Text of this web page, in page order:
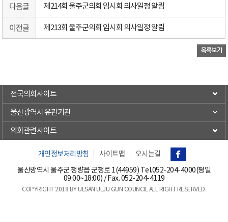
다음글 제214회 울주군의회 임시회 의사일정 알림
이전글 제213회 울주군의회 임시회 의사일정 알림
전국의회사이트
울산광역시 유관기관
의회관련사이트
개인정보처리방침 사이트맵 오시는길
울산광역시 울주군 청량읍 군청로 1(44959) Tel.052-204-4000(평일
09:00~18:00) / Fax. 052-204-4119
COPYRIGHT 2018 BY ULSAN ULJU GUN COUNCIL ALL RIGHT RESERVED.